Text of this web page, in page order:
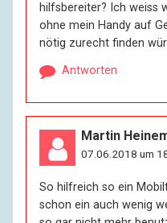
hilfsbereiter? Ich weiss
ohne mein Handy auf
nötig zurecht finden
Antworten
Martin
07.06.2018 um
So hilfreich so ein
schon ein auch wenig